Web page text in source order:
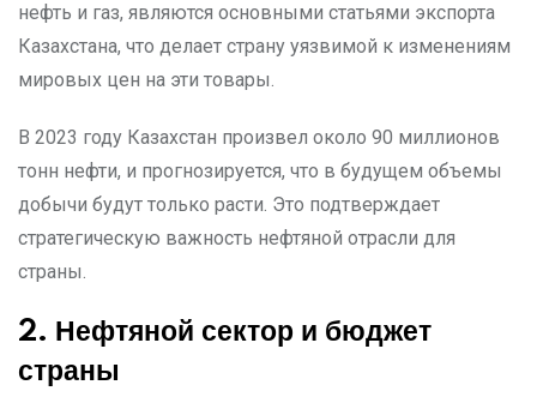
нефть и газ, являются основными статьями экспорта
Казахстана, что делает страну уязвимой к изменениям
мировых цен на эти товары.
В 2023 году Казахстан произвел около 90 миллионов
тонн нефти, и прогнозируется, что в будущем объемы
добычи будут только расти. Это подтверждает
стратегическую важность нефтяной отрасли для
страны.
2. Нефтяной сектор и бюджет
страны